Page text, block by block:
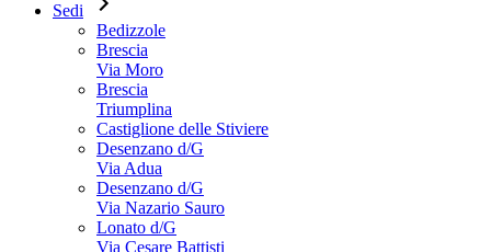
Sedi
Bedizzole
Brescia
Via Moro
Brescia
Triumplina
Castiglione delle Stiviere
Desenzano d/G
Via Adua
Desenzano d/G
Via Nazario Sauro
Lonato d/G
Via Cesare Battisti